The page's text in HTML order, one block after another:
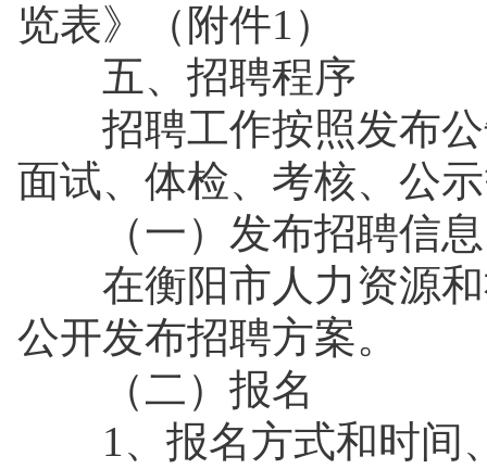
览表》（附件1）
五、招聘程序
招聘工作按照发布公
面试、体检、考核、公
（一）发布招聘信
在衡阳市人力资源和
公开发布招聘方案。
（二）报名
1、报名方式和时间